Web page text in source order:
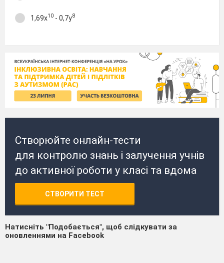
1,69x10 - 0,7y8
Створюйте онлайн-тести
для контролю знань і залучення учнів
до активної роботи у класі та вдома
СТВОРИТИ ТЕСТ
Натисніть "Подобається", щоб слідкувати за
оновленнями на Facebook